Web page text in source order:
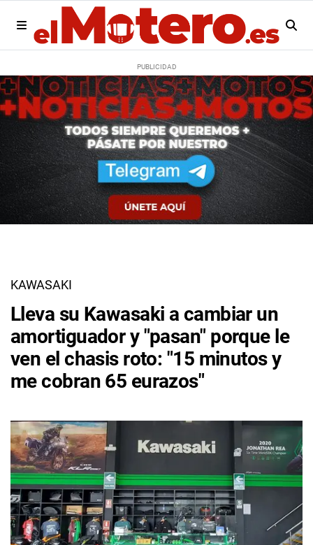
KAWASAKI
Lleva su Kawasaki a cambiar un
amortiguador y "pasan" porque le
ven el chasis roto: "15 minutos y
me cobran 65 eurazos"